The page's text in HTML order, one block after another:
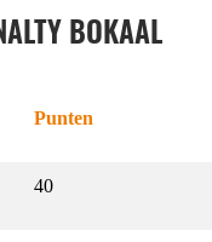
BOKAAL
Punten
40